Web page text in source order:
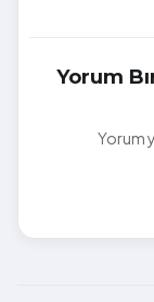
Yorum
Yorum